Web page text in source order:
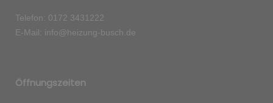
Telefon: 0172 3431222
E-Mail: info@heizung-busch.de
Öffnungszeiten